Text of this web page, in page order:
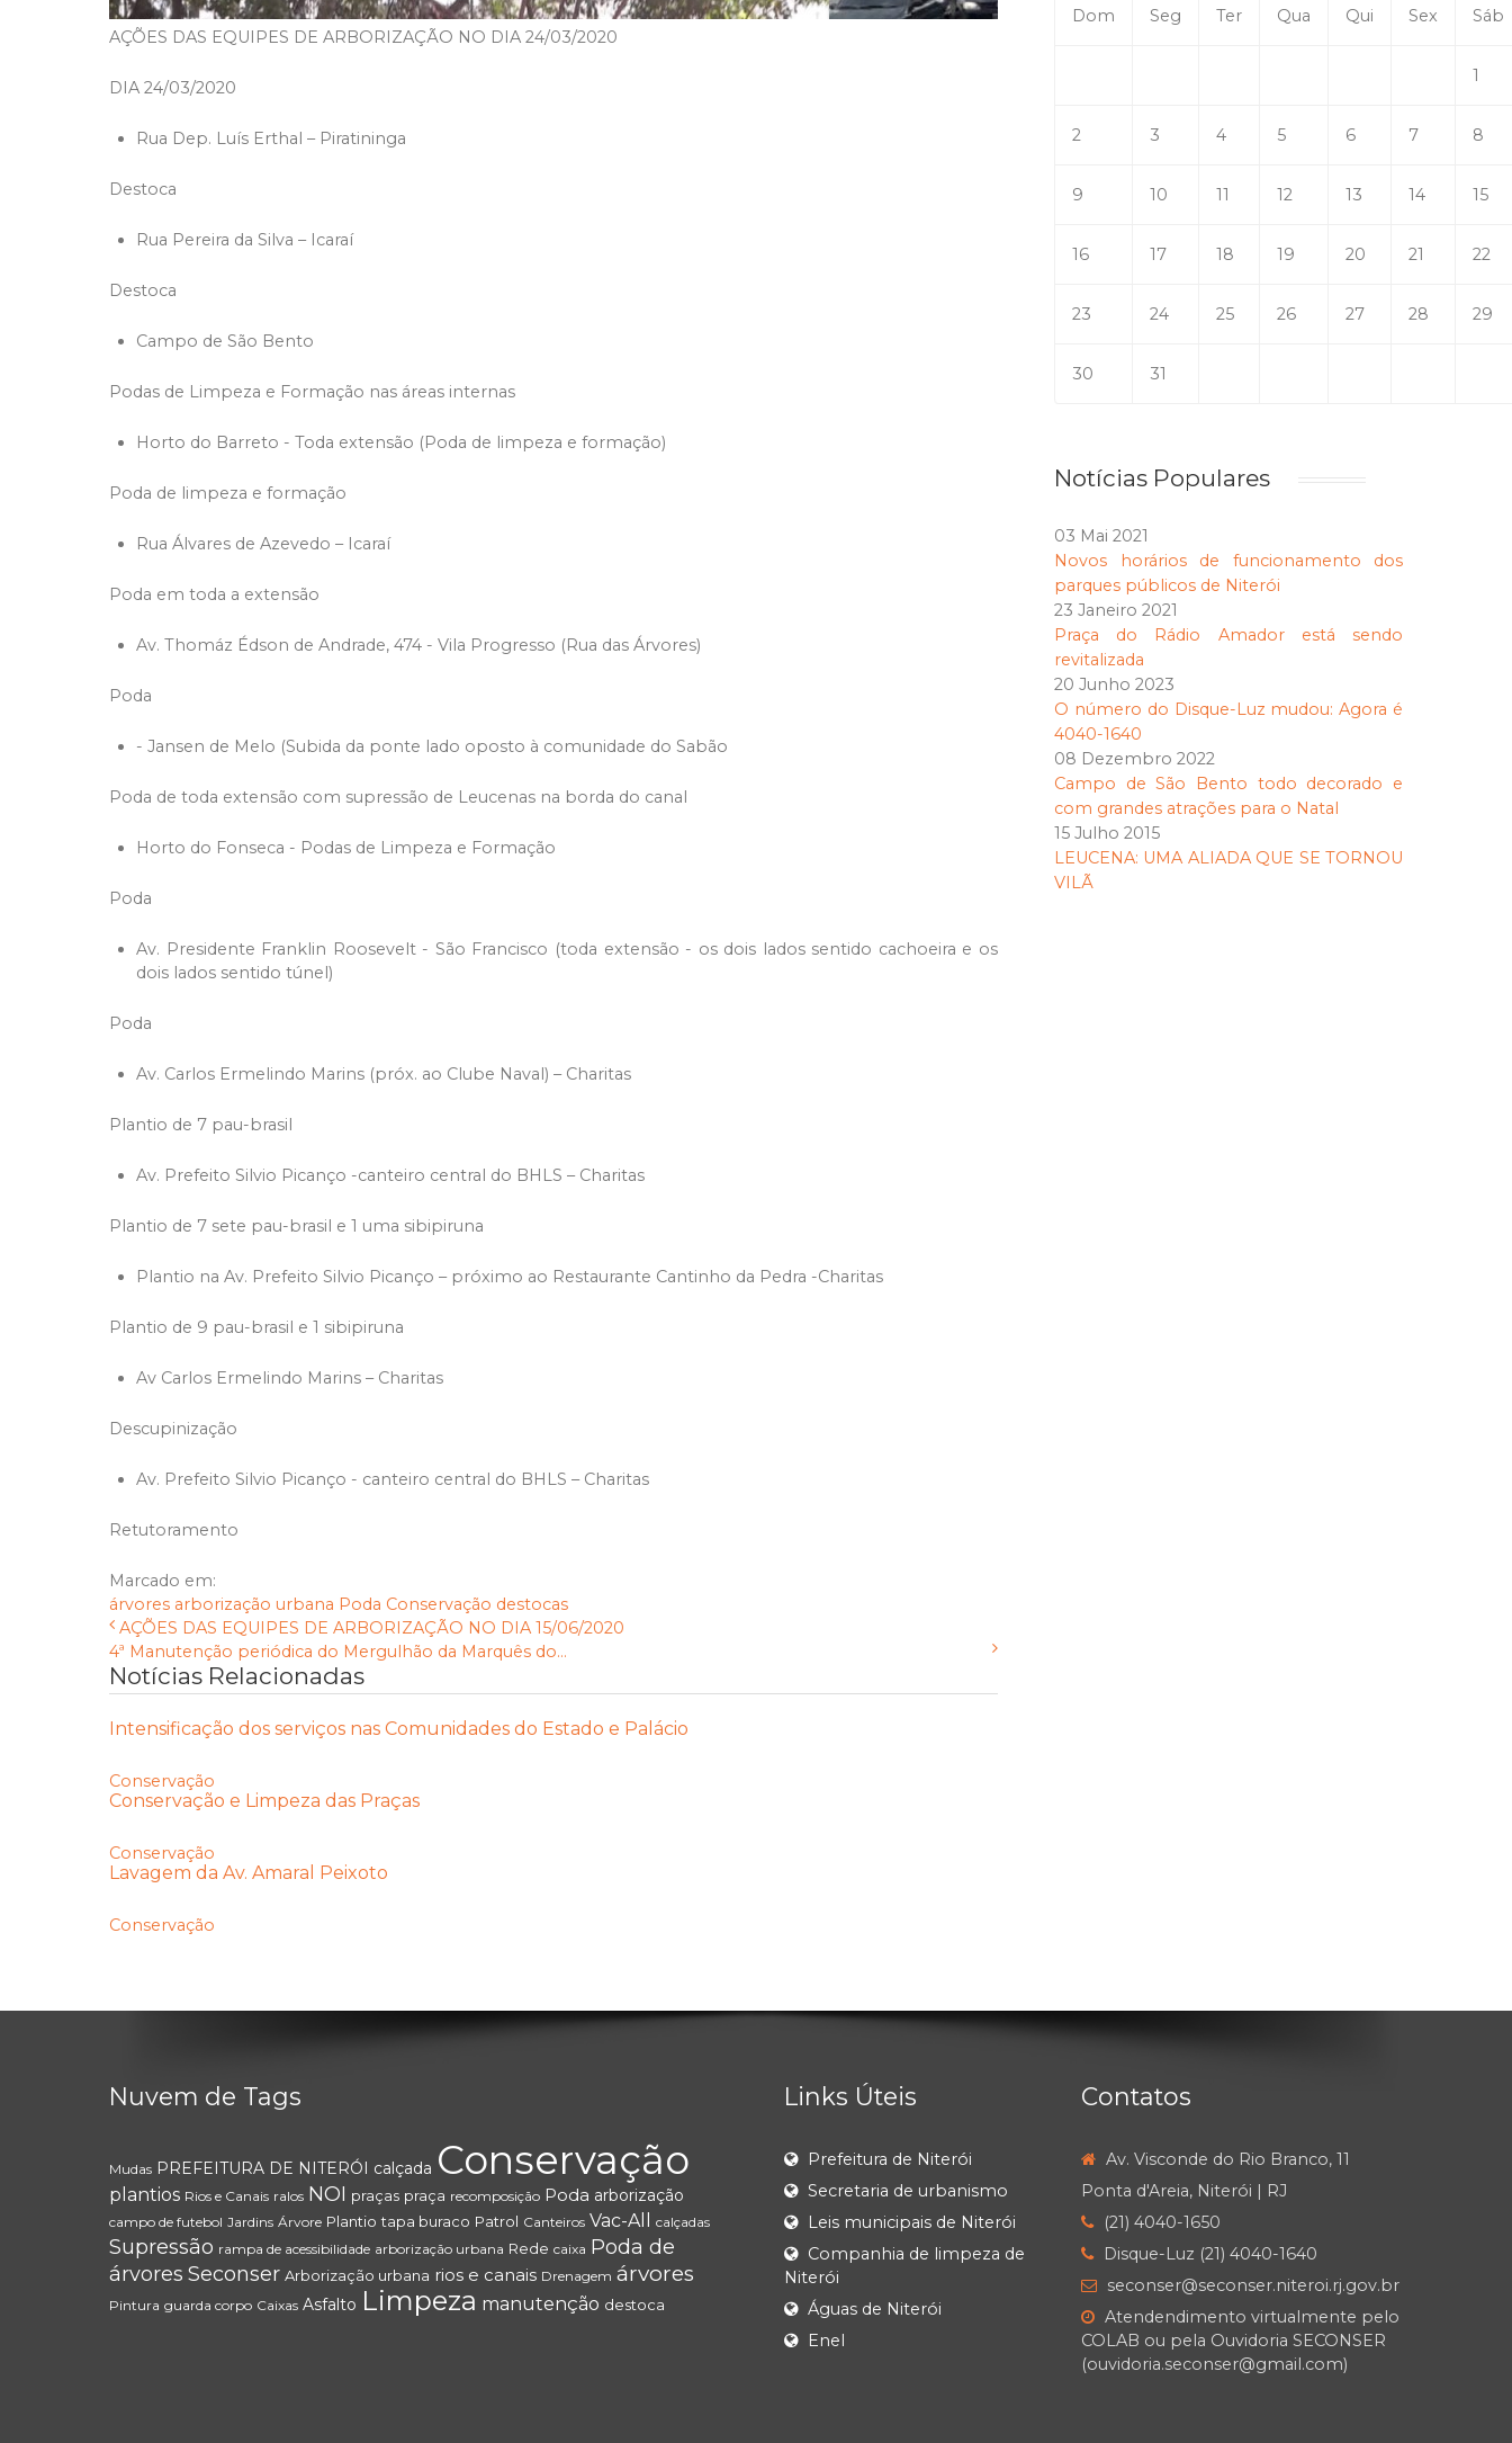
AÇÕES DAS EQUIPES DE ARBORIZAÇÃO NO DIA 24/03/2020
DIA 24/03/2020
Rua Dep. Luís Erthal – Piratininga
Destoca
Rua Pereira da Silva – Icaraí
Destoca
Campo de São Bento
Podas de Limpeza e Formação nas áreas internas
Horto do Barreto - Toda extensão (Poda de limpeza e formação)
Poda de limpeza e formação
Rua Álvares de Azevedo – Icaraí
Poda em toda a extensão
Av. Thomáz Édson de Andrade, 474 - Vila Progresso (Rua das Árvores)
Poda
- Jansen de Melo (Subida da ponte lado oposto à comunidade do Sabão
Poda de toda extensão com supressão de Leucenas na borda do canal
Horto do Fonseca - Podas de Limpeza e Formação
Poda
Av. Presidente Franklin Roosevelt - São Francisco (toda extensão - os dois lados sentido cachoeira e os
dois lados sentido túnel)
Poda
Av. Carlos Ermelindo Marins (próx. ao Clube Naval) – Charitas
Plantio de 7 pau-brasil
Av. Prefeito Silvio Picanço -canteiro central do BHLS – Charitas
Plantio de 7 sete pau-brasil e 1 uma sibipiruna
Plantio na Av. Prefeito Silvio Picanço – próximo ao Restaurante Cantinho da Pedra -Charitas
Plantio de 9 pau-brasil e 1 sibipiruna
Av Carlos Ermelindo Marins – Charitas
Descupinização
Av. Prefeito Silvio Picanço - canteiro central do BHLS – Charitas
Retutoramento
Marcado em:
árvores arborização urbana Poda Conservação destocas
AÇÕES DAS EQUIPES DE ARBORIZAÇÃO NO DIA 15/06/2020
4ª Manutenção periódica do Mergulhão da Marquês do...
Notícias Relacionadas
Intensificação dos serviços nas Comunidades do Estado e Palácio
Conservação
Conservação e Limpeza das Praças
Conservação
Lavagem da Av. Amaral Peixoto
Conservação
Dom Seg Ter Qua Qui Sex Sáb
1
2 3 4 5 6 7 8
9 10 11 12 13 14 15
16 17 18 19 20 21 22
23 24 25 26 27 28 29
30 31
Notícias Populares
03 Mai 2021
Novos horários de funcionamento dos
parques públicos de Niterói
23 Janeiro 2021
Praça do Rádio Amador está sendo
revitalizada
20 Junho 2023
O número do Disque-Luz mudou: Agora é
4040-1640
08 Dezembro 2022
Campo de São Bento todo decorado e
com grandes atrações para o Natal
15 Julho 2015
LEUCENA: UMA ALIADA QUE SE TORNOU
VILÃ
Nuvem de Tags
Mudas PREFEITURA DE NITERÓI calçada Conservação
plantios Rios e Canais ralos NOI praças praça recomposição Poda arborização
campo de futebol Jardins Árvore Plantio tapa buraco Patrol Canteiros Vac-All calçadas
Supressão rampa de acessibilidade arborização urbana Rede caixa Poda de
árvores Seconser Arborização urbana rios e canais Drenagem árvores
Pintura guarda corpo Caixas Asfalto Limpeza manutenção destoca
Links Úteis
Prefeitura de Niterói
Secretaria de urbanismo
Leis municipais de Niterói
Companhia de limpeza de
Niterói
Águas de Niterói
Enel
Contatos
Av. Visconde do Rio Branco, 11
Ponta d'Areia, Niterói | RJ
(21) 4040-1650
Disque-Luz (21) 4040-1640
seconser@seconser.niteroi.rj.gov.br
Atendendimento virtualmente pelo
COLAB ou pela Ouvidoria SECONSER
(ouvidoria.seconser@gmail.com)